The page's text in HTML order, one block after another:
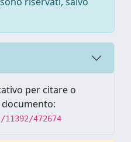
per citare o
472674